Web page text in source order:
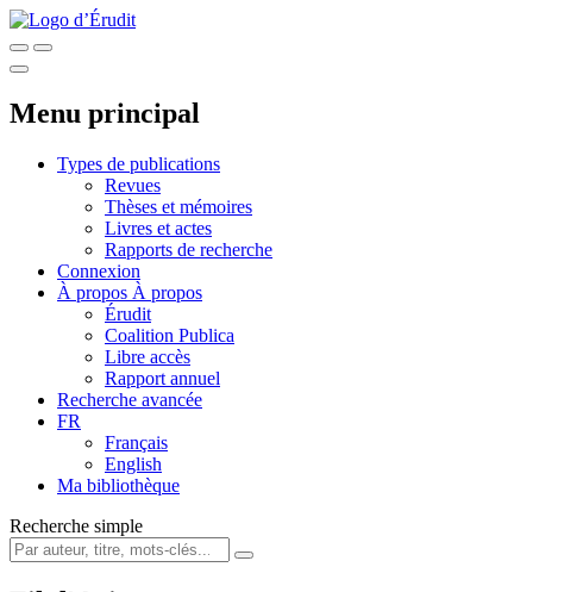
Menu principal
Types de publications
Revues
Thèses et mémoires
Livres et actes
Rapports de recherche
Connexion
À propos À propos
Érudit
Coalition Publica
Libre accès
Rapport annuel
Recherche avancée
FR
Français
English
Ma bibliothèque
Recherche simple